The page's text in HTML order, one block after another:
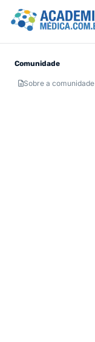
Comunidade
Sobre a comunidade